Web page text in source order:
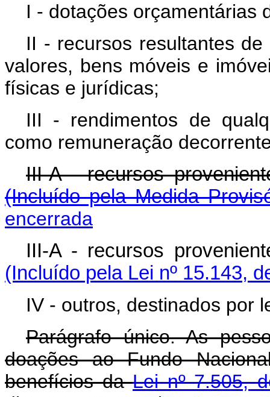
I - dotações orçamentárias
II - recursos resultantes
valores, bens móveis e
físicas e jurídicas;
III - rendimentos de
como remuneração
III-A - recursos
(Incluído pela Medida
encerrada
III-A - recursos
(Incluído pela Lei nº 15.143,
IV - outros, destinados por
Parágrafo único. As
doações ao Fundo
benefícios daLei nº 7.505,